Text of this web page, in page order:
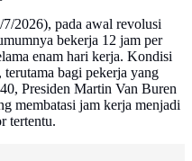
7/2026), pada awal revolusi
bekerja 12 jam per
enam hari kerja. Kondisi
bagi pekerja yang
Presiden Martin Van Buren
membatasi jam kerja menjadi
tertentu.